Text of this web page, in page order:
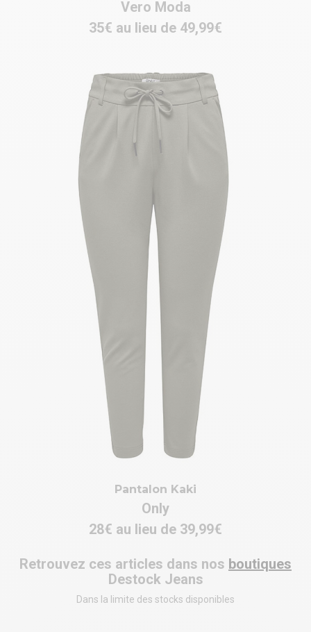
Vero Moda
35€ au lieu de 49,99€
Pantalon Kaki
Only
28€ au lieu de 39,99€
Retrouvez ces articles dans nos boutiques
Destock Jeans
Dans la limite des stocks disponibles